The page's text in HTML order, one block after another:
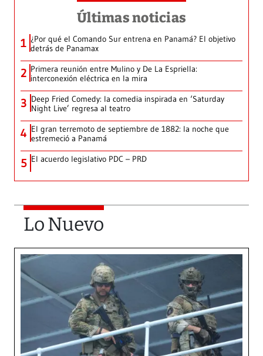
Últimas noticias
1 ¿Por qué el Comando Sur entrena en Panamá? El objetivo
detrás de Panamax
2 Primera reunión entre Mulino y De La Espriella:
interconexión eléctrica en la mira
3 Deep Fried Comedy: la comedia inspirada en ‘Saturday
Night Live’ regresa al teatro
4 El gran terremoto de septiembre de 1882: la noche que
estremeció a Panamá
5 El acuerdo legislativo PDC – PRD
Lo Nuevo